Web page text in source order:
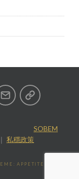
私
政
SOBEM
私穩政策
APPETITE BY